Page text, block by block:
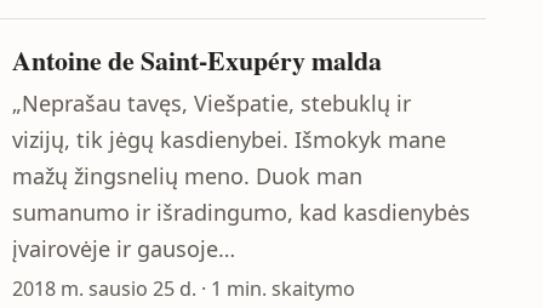
Antoine de Saint-Exupéry malda
„Neprašau tavęs, Viešpatie, stebuklų ir
vizijų, tik jėgų kasdienybei. Išmokyk mane
mažų žingsnelių meno. Duok man
sumanumo ir išradingumo, kad kasdienybės
įvairovėje ir gausoje…
2018 m. sausio 25 d. · 1 min. skaitymo